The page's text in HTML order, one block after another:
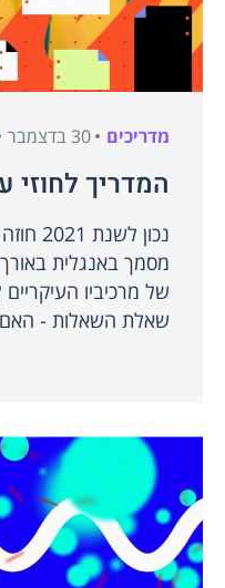
מדריכים 30 בדצמבר
המדריך לחוזי
נכון
של מרכיביו
שאלת השאלות -